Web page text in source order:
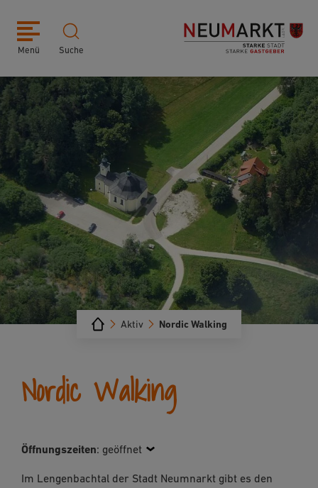
Menü Suche
Nordic Walking
Aktiv
Nordic Walking
Öffnungszeiten: geöffnet
Im Lengenbachtal der Stadt Neumnarkt gibt es den